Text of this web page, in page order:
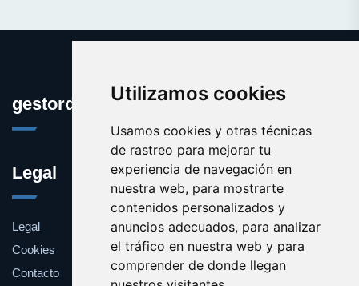
Utilizamos cookies
Usamos cookies y otras técnicas
de rastreo para mejorar tu
experiencia de navegación en
nuestra web, para mostrarte
contenidos personalizados y
anuncios adecuados, para analizar
el tráfico en nuestra web y para
comprender de donde llegan
gestordecuentas.com
Legal
Legal
Cookies
Contacto